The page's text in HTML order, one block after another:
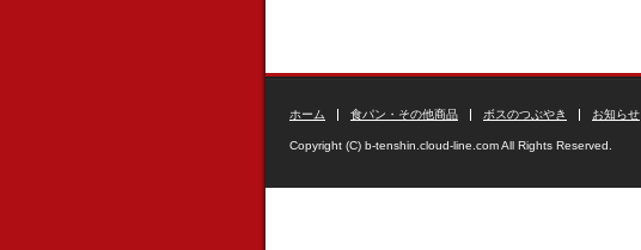
ホーム 食パン・その他商品 ボスのつぶやき お知らせ
Copyright (C) b-tenshin.cloud-line.com All Rights Reserved.